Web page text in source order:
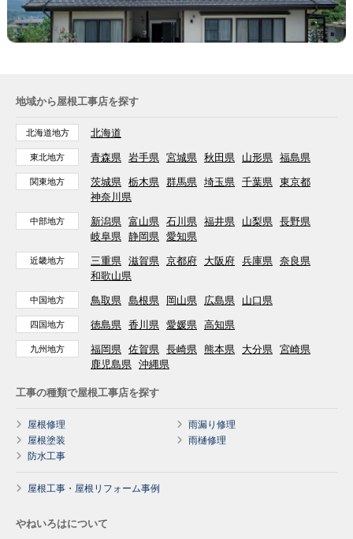
地域から屋根工事店を探す
北海道地方 北海道
東北地方 青森県 岩手県 宮城県 秋田県 山形県 福島県
関東地方 茨城県 栃木県 群馬県 埼玉県 千葉県 東京都
神奈川県
中部地方 新潟県 富山県 石川県 福井県 山梨県 長野県
岐阜県 静岡県 愛知県
近畿地方 三重県 滋賀県 京都府 大阪府 兵庫県 奈良県
和歌山県
中国地方 鳥取県 島根県 岡山県 広島県 山口県
四国地方 徳島県 香川県 愛媛県 高知県
九州地方 福岡県 佐賀県 長崎県 熊本県 大分県 宮崎県
鹿児島県 沖縄県
工事の種類で屋根工事店を探す
屋根修理
雨漏り修理
屋根塗装
雨樋修理
防水工事
屋根工事・屋根リフォーム事例
やねいろはについて